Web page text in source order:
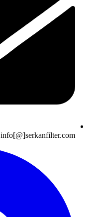
info[@]serkanfilter.com